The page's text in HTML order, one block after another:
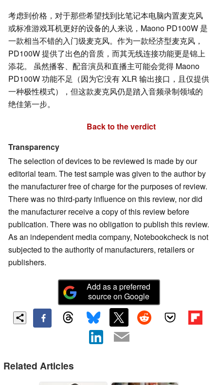
考虑到价格，对于那些希望找到比笔记本电脑内置麦克风
或标准游戏耳机更好的设备的人来说，Maono PD100W 是
一款相当不错的入门级麦克风。作为一款经济型麦克风，
PD100W 提供了出色的音质，而其无线连接功能更是锦上
添花。 虽然播客、配音演员和直播主可能会觉得 Maono
PD100W 功能不足（因为它没有 XLR 输出接口，且仅提供
一种极性模式），但这款麦克风仍是踏入音频录制领域的
绝佳第一步。
Back to the verdict
Transparency
The selection of devices to be reviewed is made by our
editorial team. The test sample was given to the author by
the manufacturer free of charge for the purposes of review.
There was no third-party influence on this review, nor did
the manufacturer receive a copy of this review before
publication. There was no obligation to publish this review.
As an independent media company, Notebookcheck is not
subjected to the authority of manufacturers, retailers or
publishers.
Add as a preferred
source on Google
Related Articles